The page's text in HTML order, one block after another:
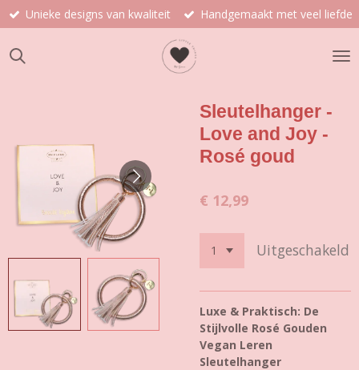
Ga
direct
naar
Unieke designs van kwaliteit Handgemaakt met veel liefde
Sleutelhanger -
Love and Joy -
Rosé goud
€ 12,99
Uitgeschakeld
Luxe & Praktisch: De
Stijlvolle Rosé Gouden
Vegan Leren
Sleutelhanger